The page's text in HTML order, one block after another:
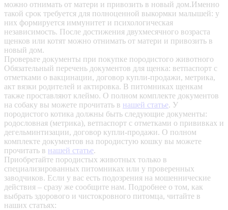
можно отнимать от матери и привозить в новый дом.Именно
такой срок требуется для полноценной выкормки малышей: у
них формируется иммунитет и психологическая
независимость. После достижения двухмесячного возраста
щенков или котят можно отнимать от матери и привозить в
новый дом.
Проверьте документы при покупке породистого животного
Обязательный перечень документов для щенка: ветпаспорт с
отметками о вакцинации, договор купли-продажи, метрика,
акт вязки родителей и актировка. В питомниках щенкам
также проставляют клеймо. О полном комплекте документов
на собаку вы можете прочитать в нашей статье. У
породистого котика должны быть следующие документы:
родословная (метрика), ветпаспорт с отметками о прививках и
дегельминтизации, договор купли-продажи. О полном
комплекте документов на породистую кошку вы можете
прочитать в нашей статье.
Приобретайте породистых животных только в
специализированных питомниках или у проверенных
заводчиков. Если у вас есть подозрения на мошеннические
действия – сразу же сообщите нам. Подробнее о том, как
выбрать здорового и чистокровного питомца, читайте в
наших статьях: